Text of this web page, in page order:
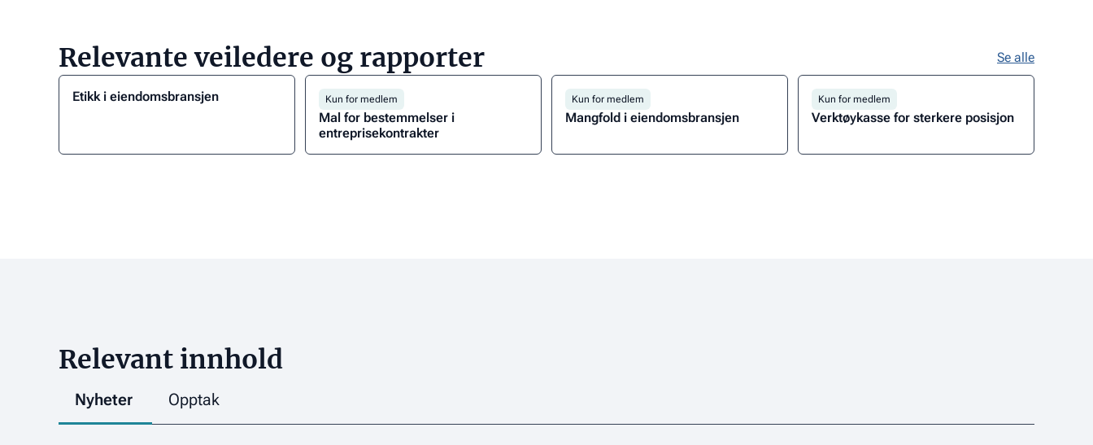
Relevante veiledere og rapporter Se alle
Etikk i eiendomsbransjen Kun for medlem
Mal for bestemmelser i
entreprisekontrakter
Kun for medlem
Mangfold i eiendomsbransjen
Kun for medlem
Verktøykasse for sterkere posisjon
Relevant innhold
Nyheter Opptak